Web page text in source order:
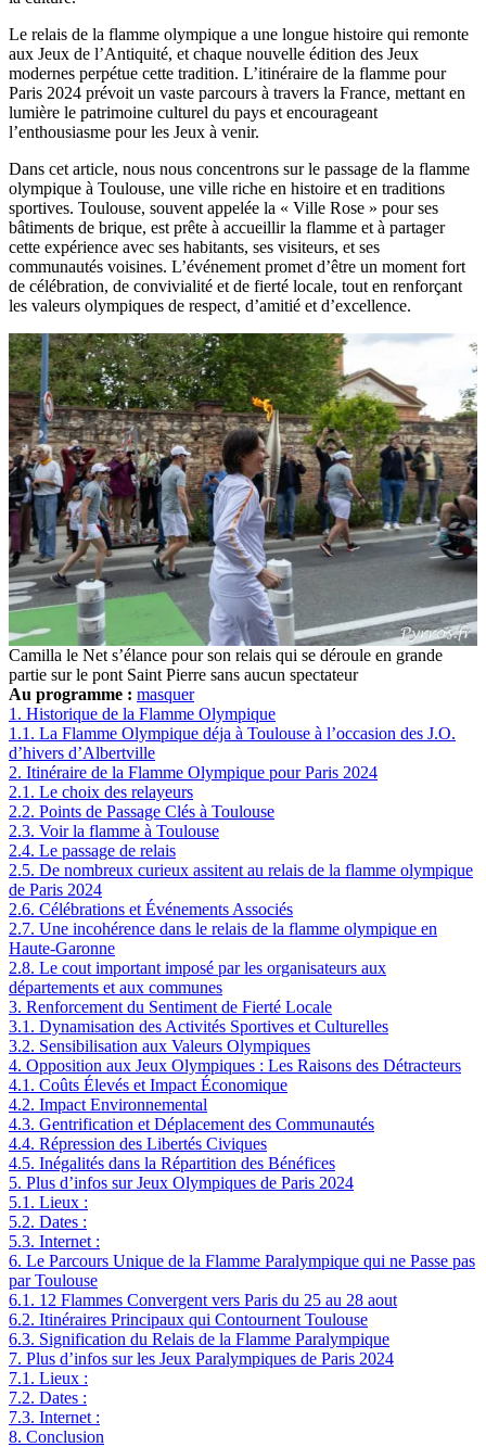
Le relais de la flamme olympique a une longue histoire qui remonte
aux Jeux de l’Antiquité, et chaque nouvelle édition des Jeux
modernes perpétue cette tradition. L’itinéraire de la flamme pour
Paris 2024 prévoit un vaste parcours à travers la France, mettant en
lumière le patrimoine culturel du pays et encourageant
l’enthousiasme pour les Jeux à venir.
Dans cet article, nous nous concentrons sur le passage de la flamme
olympique à Toulouse, une ville riche en histoire et en traditions
sportives. Toulouse, souvent appelée la « Ville Rose » pour ses
bâtiments de brique, est prête à accueillir la flamme et à partager
cette expérience avec ses habitants, ses visiteurs, et ses
communautés voisines. L’événement promet d’être un moment fort
de célébration, de convivialité et de fierté locale, tout en renforçant
les valeurs olympiques de respect, d’amitié et d’excellence.
Camilla le Net s’élance pour son relais qui se déroule en grande
partie sur le pont Saint Pierre sans aucun spectateur
Au programme : masquer
1. Historique de la Flamme Olympique
1.1. La Flamme Olympique déja à Toulouse à l’occasion des J.O.
d’hivers d’Albertville
2. Itinéraire de la Flamme Olympique pour Paris 2024
2.1. Le choix des relayeurs
2.2. Points de Passage Clés à Toulouse
2.3. Voir la flamme à Toulouse
2.4. Le passage de relais
2.5. De nombreux curieux assitent au relais de la flamme olympique
de Paris 2024
2.6. Célébrations et Événements Associés
2.7. Une incohérence dans le relais de la flamme olympique en
Haute-Garonne
2.8. Le cout important imposé par les organisateurs aux
départements et aux communes
3. Renforcement du Sentiment de Fierté Locale
3.1. Dynamisation des Activités Sportives et Culturelles
3.2. Sensibilisation aux Valeurs Olympiques
4. Opposition aux Jeux Olympiques : Les Raisons des Détracteurs
4.1. Coûts Élevés et Impact Économique
4.2. Impact Environnemental
4.3. Gentrification et Déplacement des Communautés
4.4. Répression des Libertés Civiques
4.5. Inégalités dans la Répartition des Bénéfices
5. Plus d’infos sur Jeux Olympiques de Paris 2024
5.1. Lieux :
5.2. Dates :
5.3. Internet :
6. Le Parcours Unique de la Flamme Paralympique qui ne Passe pas
par Toulouse
6.1. 12 Flammes Convergent vers Paris du 25 au 28 aout
6.2. Itinéraires Principaux qui Contournent Toulouse
6.3. Signification du Relais de la Flamme Paralympique
7. Plus d’infos sur les Jeux Paralympiques de Paris 2024
7.1. Lieux :
7.2. Dates :
7.3. Internet :
8. Conclusion